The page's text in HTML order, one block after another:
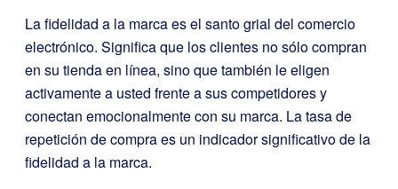
La fidelidad a la marca es el santo grial del comercio
electrónico. Significa que los clientes no sólo compran
en su tienda en línea, sino que también le eligen
activamente a usted frente a sus competidores y
conectan emocionalmente con su marca. La tasa de
repetición de compra es un indicador significativo de la
fidelidad a la marca.